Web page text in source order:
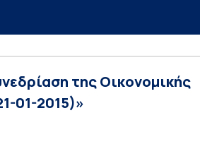
της Οικονομικής
01-2015)»